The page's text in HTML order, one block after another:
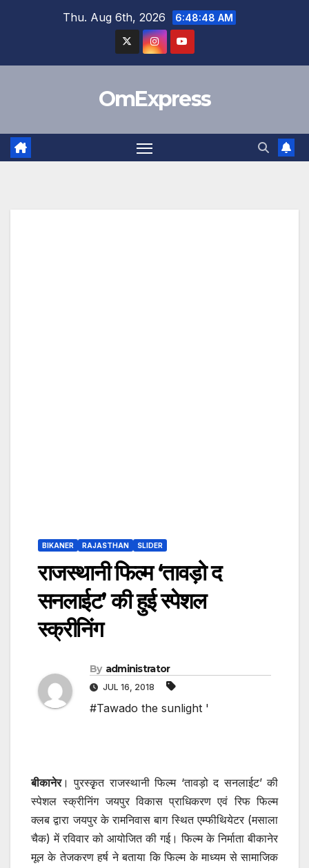
Thu. Aug 6th, 2026 6:48:49 AM
OmExpress
BIKANER RAJASTHAN SLIDER
राजस्थानी फिल्म ‘तावड़ो द
सनलाईट’ की हुई स्पेशल
स्क्रीनिंग
By administrator
JUL 16, 2018
#Tawado the sunlight '
बीकानेर। पुरस्कृृत राजस्थानी फिल्म ‘तावड़ो द सनलाईट’ की
स्पेशल स्क्रीनिंग जयपुर विकास प्राधिकरण एवं रिफ फिल्म
क्लब द्वारा जयपुर के रामनिवास बाग स्थित एम्फीथियेटर (मसाला
चैक) में रविवार को आयोजित की गई। फिल्म के निर्माता बीकानेर
मूल के तेजकरण हर्ष ने बताया कि फिल्म के माध्यम से सामाजिक